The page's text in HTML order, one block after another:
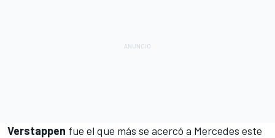
Verstappen fue el que más se acercó a Mercedes este